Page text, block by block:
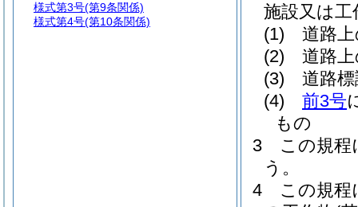
施設又は
(1)
道路
(2)
道路
(3)
道路
(4)
前3号
もの
3
この規
う。
4
この規程
様式第3号(第9条関係)
様式第4号(第10条関係)